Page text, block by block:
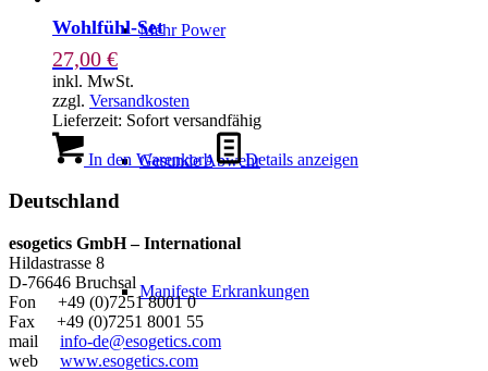
Mehr Power
Gesunde Abwehr
Manifeste Erkrankungen
Wohlfühl-Set
27,00 €
inkl. MwSt.
zzgl. Versandkosten
Lieferzeit: Sofort versandfähig
In den Warenkorb Details anzeigen
Deutschland
esogetics GmbH – International
Hildastrasse 8
D-76646 Bruchsal
Fon +49 (0)7251 8001 0
Fax +49 (0)7251 8001 55
mail info-de@esogetics.com
web www.esogetics.com